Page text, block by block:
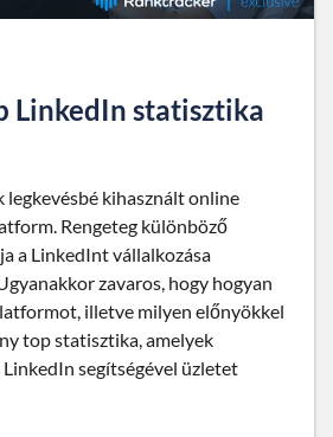
LinkedIn statisztika
legkevésbé kihasznált online
Rengeteg különböző
a LinkedInt vállalkozása
zavaros, hogy hogyan
illetve milyen előnyökkel
top statisztika, amelyek
segítségével üzletet